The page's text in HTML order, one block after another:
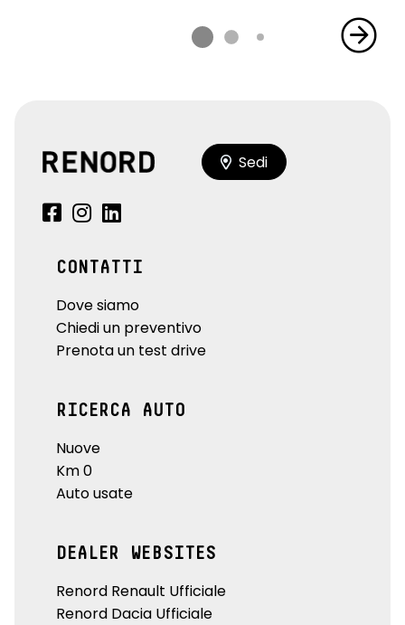
Sedi
CONTATTI
Dove siamo
Chiedi un preventivo
Prenota un test drive
RICERCA AUTO
Nuove
Km 0
Auto usate
DEALER WEBSITES
Renord Renault Ufficiale
Renord Dacia Ufficiale